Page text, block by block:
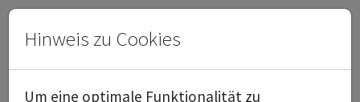
Outdoor Living
Hinweis zu Cookies
Um eine optimale Funktionalität zu